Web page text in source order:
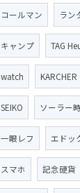
コールマン ラン
キャンプ TAG
watch KARCHER
SEIKO ソーラー
一眼レフ エドッ
スマホ 記念硬貨